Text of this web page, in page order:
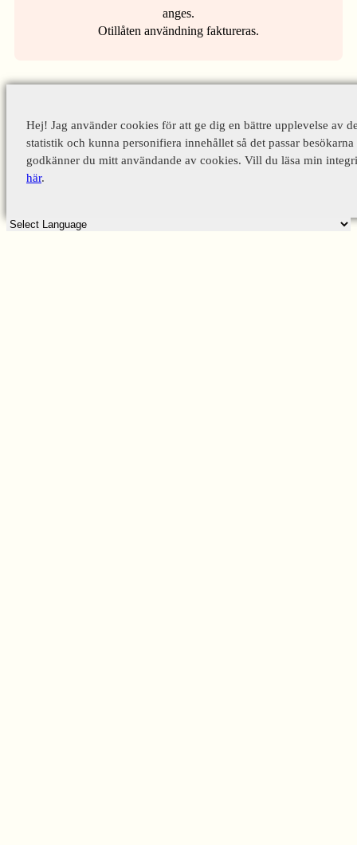
anges.
Otillåten användning faktureras.
Hej! Jag använder cookies för att ge dig en bättre upplevelse av
statistik och kunna personifiera innehållet så det passar
godkänner du mitt användande av cookies. Vill du läsa min
här.